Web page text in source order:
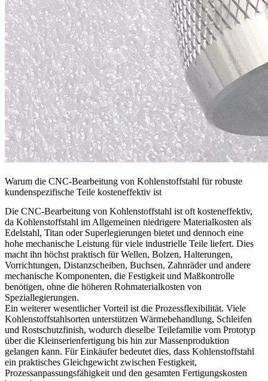
Warum die CNC-Bearbeitung von Kohlenstoffstahl für robuste
kundenspezifische Teile kosteneffektiv ist
Die CNC-Bearbeitung von Kohlenstoffstahl ist oft kosteneffektiv,
da Kohlenstoffstahl im Allgemeinen niedrigere Materialkosten als
Edelstahl, Titan oder Superlegierungen bietet und dennoch eine
hohe mechanische Leistung für viele industrielle Teile liefert. Dies
macht ihn höchst praktisch für Wellen, Bolzen, Halterungen,
Vorrichtungen, Distanzscheiben, Buchsen, Zahnräder und andere
mechanische Komponenten, die Festigkeit und Maßkontrolle
benötigen, ohne die höheren Rohmaterialkosten von
Speziallegierungen.
Ein weiterer wesentlicher Vorteil ist die Prozessflexibilität. Viele
Kohlenstoffstahlsorten unterstützen Wärmebehandlung, Schleifen
und Rostschutzfinish, wodurch dieselbe Teilefamilie vom Prototyp
über die Kleinserienfertigung bis hin zurMassenproduktion
gelangen kann. Für Einkäufer bedeutet dies, dass Kohlenstoffstahl
ein praktisches Gleichgewicht zwischen Festigkeit,
Prozessanpassungsfähigkeit und den gesamten Fertigungskosten